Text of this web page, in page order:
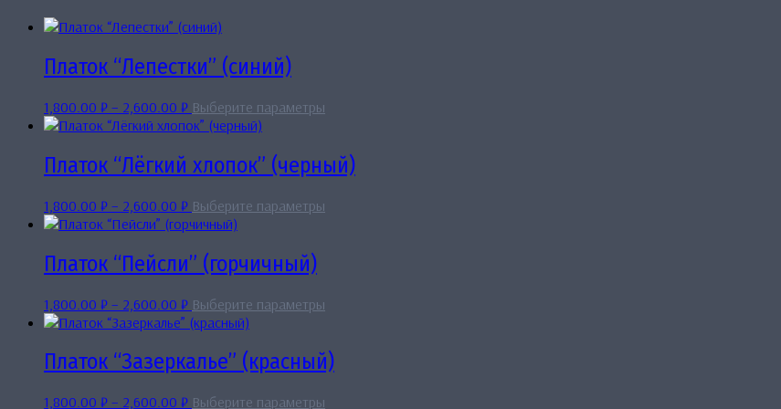
Платок “Лепестки” (синий)
1,800.00 ₽ – 2,600.00 ₽Диапазон
цен:
–
2,600.00 ₽
Выберите параметры
несколько
вариаций.
можно
Платок “Лёгкий хлопок” (черный)
1,800.00 ₽ – 2,600.00 ₽Диапазон
цен:
–
2,600.00 ₽
Выберите параметры
можно
на
странице
Платок “Пейсли” (горчичный)
1,800.00 ₽ – 2,600.00 ₽Диапазон
цен:
–
2,600.00 ₽
Выберите параметры
несколько
вариаций.
Платок “Зазеркалье” (красный)
1,800.00 ₽ – 2,600.00 ₽Диапазон
Выберите параметры